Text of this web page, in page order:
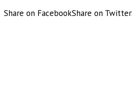
Share on FacebookShare on Twitter